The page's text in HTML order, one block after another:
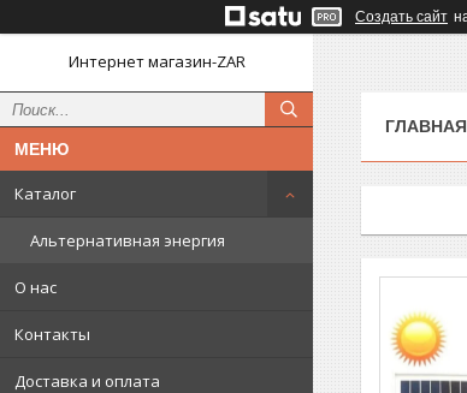
Создать сайт
Интернет магазин-ZAR
Каталог
Альтернативная энергия
О нас
Контакты
Доставка и оплата
ГЛАВНАЯ